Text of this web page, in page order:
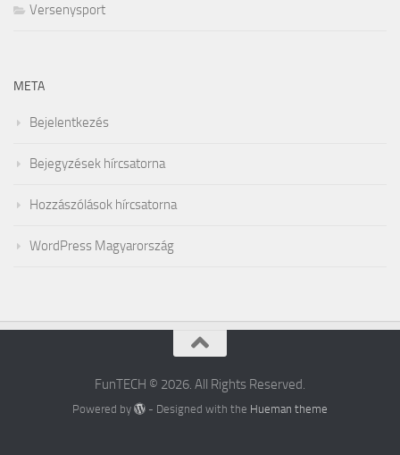
Versenysport
META
Bejelentkezés
Bejegyzések hírcsatorna
Hozzászólások hírcsatorna
WordPress Magyarország
FunTECH © 2026. All Rights Reserved.
Powered by - Designed with the Hueman theme